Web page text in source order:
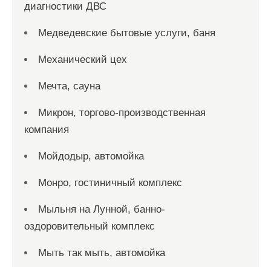
диагностики ДВС
Медведевские бытовые услуги, баня
Механический цех
Мечта, сауна
Микрон, торгово-производственная
компания
Мойдодыр, автомойка
Монро, гостиничный комплекс
Мыльня на Лунной, банно-
оздоровительный комплекс
Мыть так мыть, автомойка